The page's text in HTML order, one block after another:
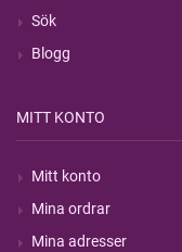
Sök
Blogg
MITT KONTO
Mitt konto
Mina ordrar
Mina adresser